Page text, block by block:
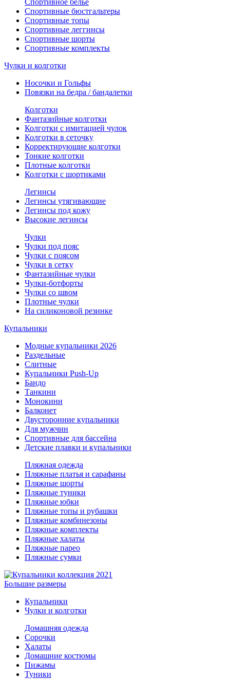
Спортивное белье
Спортивные бюстгальтеры
Спортивные топы
Спортивные леггинсы
Спортивные шорты
Спортивные комплекты
Чулки и колготки
Носочки и Гольфы
Повязки на бедра / бандалетки
Колготки
Фантазийные колготки
Колготки с имитацией чулок
Колготки в сеточку
Корректирующие колготки
Тонкие колготки
Плотные колготки
Колготки с шортиками
Легинсы
Легинсы утягивающие
Легинсы под кожу
Высокие легинсы
Чулки
Чулки под пояс
Чулки с поясом
Чулки в сетку
Фантазийные чулки
Чулки-ботфорты
Чулки со швом
Плотные чулки
На силиконовой резинке
Купальники
Модные купальники 2026
Раздельные
Слитные
Купальники Push-Up
Бандо
Танкини
Монокини
Балконет
Двусторонние купальники
Для мужчин
Спортивные для бассейна
Детские плавки и купальники
Пляжная одежда
Пляжные платья и сарафаны
Пляжные шорты
Пляжные туники
Пляжные юбки
Пляжные топы и рубашки
Пляжные комбинезоны
Пляжные комплекты
Пляжные халаты
Пляжные парео
Пляжные сумки
Большие размеры
Купальники
Чулки и колготки
Домашняя одежда
Сорочки
Халаты
Домашние костюмы
Пижамы
Туники